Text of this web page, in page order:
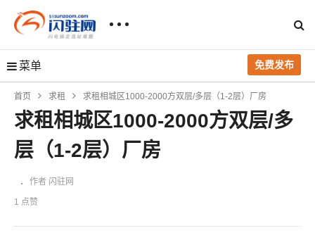
菜单 免费发布
首页 求租 求租相城区1000-2000方双层/多层（1-2层）厂房
求租相城区1000-2000方双层/多
层（1-2层）厂房
作者 闪驻网
1 点赞